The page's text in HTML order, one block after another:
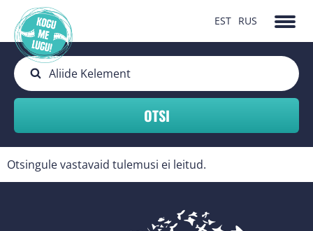
EST RUS
Otsingule vastavaid tulemusi ei leitud.